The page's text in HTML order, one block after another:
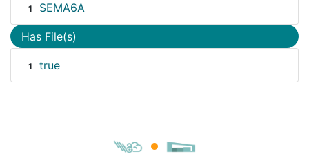
1 SEMA6A
Has File(s)
1 true